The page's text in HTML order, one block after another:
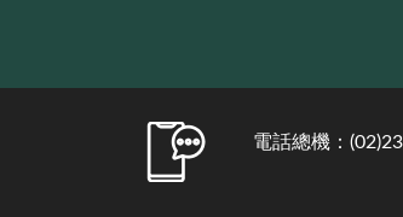
電話總機：